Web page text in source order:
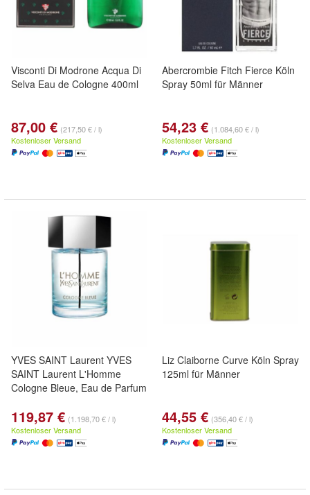
Visconti Di Modrone Acqua Di
Selva Eau de Cologne 400ml
87,00 € (217,50 € / l)
Kostenloser Versand
Abercrombie Fitch Fierce Köln
Spray 50ml für Männer
54,23 € (1.084,60 € / l)
Kostenloser Versand
YVES SAINT Laurent YVES
SAINT Laurent L'Homme
Cologne Bleue, Eau de Parfum
119,87 € (1.198,70 € / l)
Kostenloser Versand
Liz Claiborne Curve Köln Spray
125ml für Männer
44,55 € (356,40 € / l)
Kostenloser Versand